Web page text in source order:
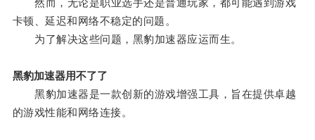
然而，无论是职业选手还是普通玩家，都可能遇到游戏
卡顿、延迟和网络不稳定的问题。
为了解决这些问题，黑豹加速器应运而生。
黑豹加速器用不了了
黑豹加速器是一款创新的游戏增强工具，旨在提供卓越
的游戏性能和网络连接。